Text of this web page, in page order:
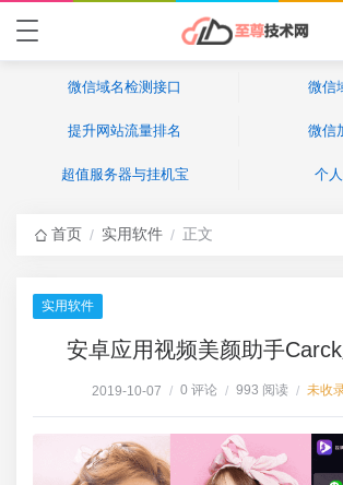
微信域名检测接口 微信
提升网站流量排名 微信
超值服务器与挂机宝 个
首页 / 实用软件 / 正文
实用软件
安卓应用视频美颜助手
2019-10-07 / 0 评论 / 993 阅读 / 未收